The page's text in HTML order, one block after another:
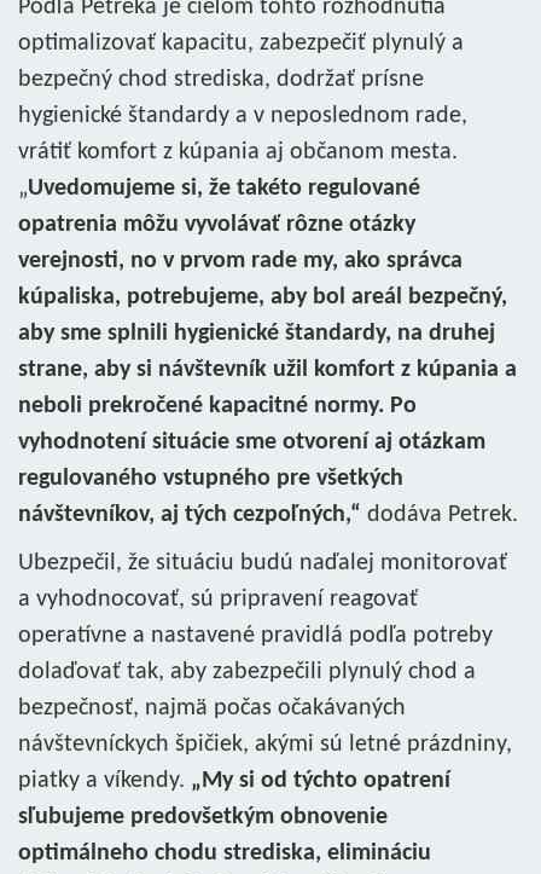
​Podľa Petreka je cieľom tohto rozhodnutia
optimalizovať kapacitu, zabezpečiť plynulý a
bezpečný chod strediska, dodržať prísne
hygienické štandardy a v neposlednom rade,
vrátiť komfort z kúpania aj občanom mesta.
„Uvedomujeme si, že takéto regulované
opatrenia môžu vyvolávať rôzne otázky
verejnosti, no v prvom rade my, ako správca
kúpaliska, potrebujeme, aby bol areál bezpečný,
aby sme splnili hygienické štandardy, na druhej
strane, aby si návštevník užil komfort z kúpania a
neboli prekročené kapacitné normy. Po
vyhodnotení situácie sme otvorení aj otázkam
regulovaného vstupného pre všetkých
návštevníkov, aj tých cezpoľných,“ dodáva Petrek.
Ubezpečil, že situáciu budú naďalej monitorovať
a vyhodnocovať, sú pripravení reagovať
operatívne a nastavené pravidlá podľa potreby
dolaďovať tak, aby zabezpečili plynulý chod a
bezpečnosť, najmä počas očakávaných
návštevníckych špičiek, akými sú letné prázdniny,
piatky a víkendy. „My si od týchto opatrení
sľubujeme predovšetkým obnovenie
optimálneho chodu strediska, elimináciu